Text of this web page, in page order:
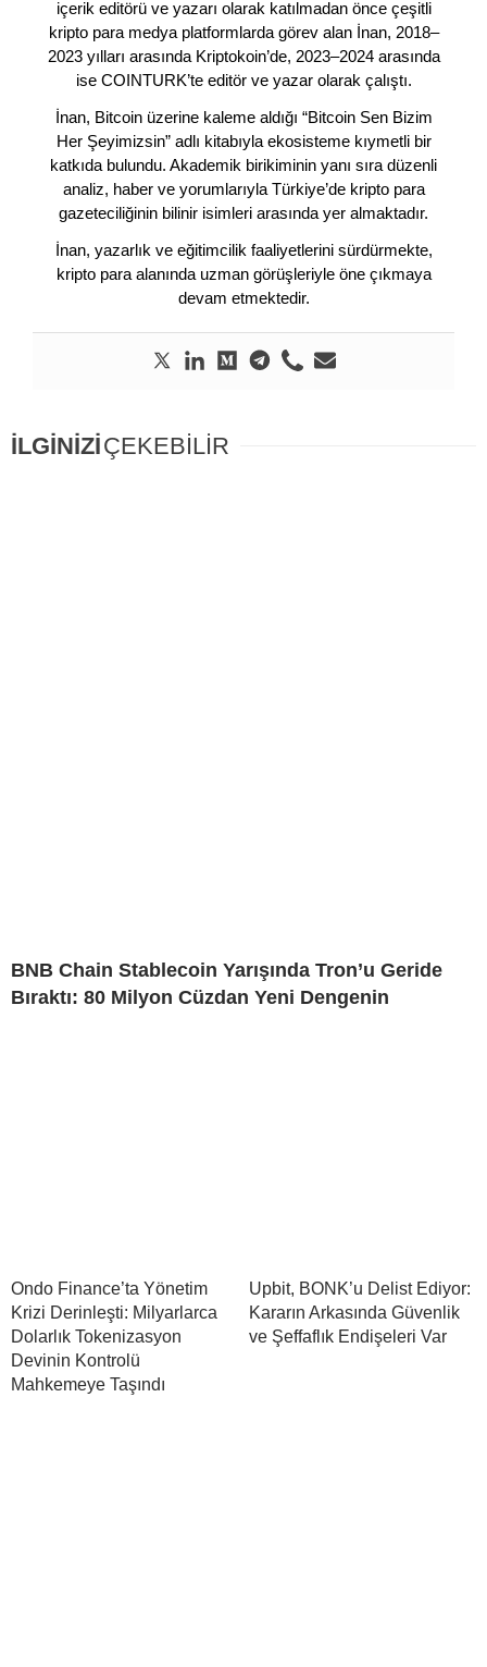
içerik editörü ve yazarı olarak katılmadan önce çeşitli
kripto para medya platformlarda görev alan İnan, 2018–
2023 yılları arasında Kriptokoin’de, 2023–2024 arasında
ise COINTURK’te editör ve yazar olarak çalıştı.
İnan, Bitcoin üzerine kaleme aldığı “Bitcoin Sen Bizim
Her Şeyimizsin” adlı kitabıyla ekosisteme kıymetli bir
katkıda bulundu. Akademik birikiminin yanı sıra düzenli
analiz, haber ve yorumlarıyla Türkiye’de kripto para
gazeteciliğinin bilinir isimleri arasında yer almaktadır.
İnan, yazarlık ve eğitimcilik faaliyetlerini sürdürmekte,
kripto para alanında uzman görüşleriyle öne çıkmaya
devam etmektedir.
İLGİNİZİÇEKEBİLİR
BNB Chain Stablecoin Yarışında Tron’u Geride
Bıraktı: 80 Milyon Cüzdan Yeni Dengenin
Ondo Finance’ta Yönetim
Krizi Derinleşti: Milyarlarca
Dolarlık Tokenizasyon
Devinin Kontrolü
Mahkemeye Taşındı
Upbit, BONK’u Delist Ediyor:
Kararın Arkasında Güvenlik
ve Şeffaflık Endişeleri Var